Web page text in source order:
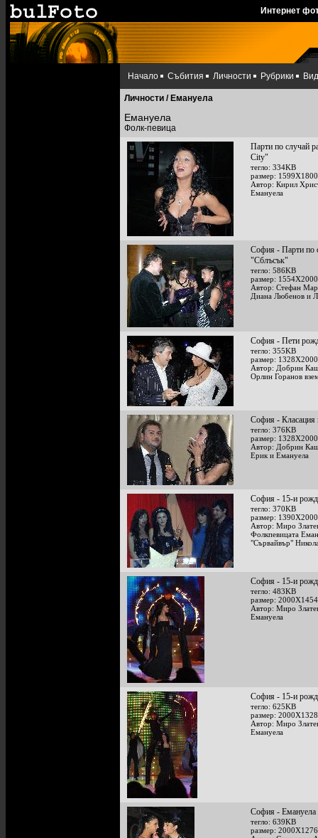
Интернет
Начало Събития Личности Рубрики
Личности / Емануела
Емануела
Фолк-певица
Парти по случай
City"
тегло: 334KB
размер: 1599X1800
Автор: Кирил
Емануела
София - Парти по
"Сблъсък"
тегло: 586KB
размер: 1554X2000
Автор: Стефан
Диана Любенов и
София - Пети
тегло: 355KB
размер: 1328X2000
Автор: Добрин
Орлин Горанов
София - Класация
тегло: 376KB
размер: 1328X2000
Автор: Добрин
Ерик и Емануела
София - 15-и
тегло: 370KB
размер: 1390X2000
Автор: Миро
Фолкпевицата
"Сървайвър"
София - 15-и
тегло: 483KB
размер: 2000X1454
Автор: Миро
Емануела
София - 15-и
тегло: 625KB
размер: 2000X1328
Автор: Миро
Емануела
София - Емануела
тегло: 639KB
размер: 2000X1276